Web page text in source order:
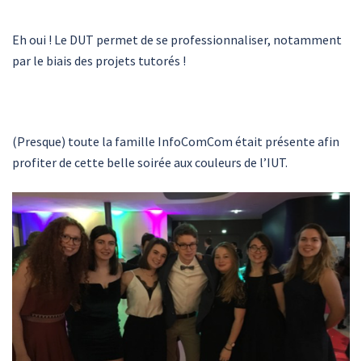
Eh oui ! Le DUT permet de se professionnaliser, notamment
par le biais des projets tutorés !
(Presque) toute la famille InfoComCom était présente afin
profiter de cette belle soirée aux couleurs de l’IUT.